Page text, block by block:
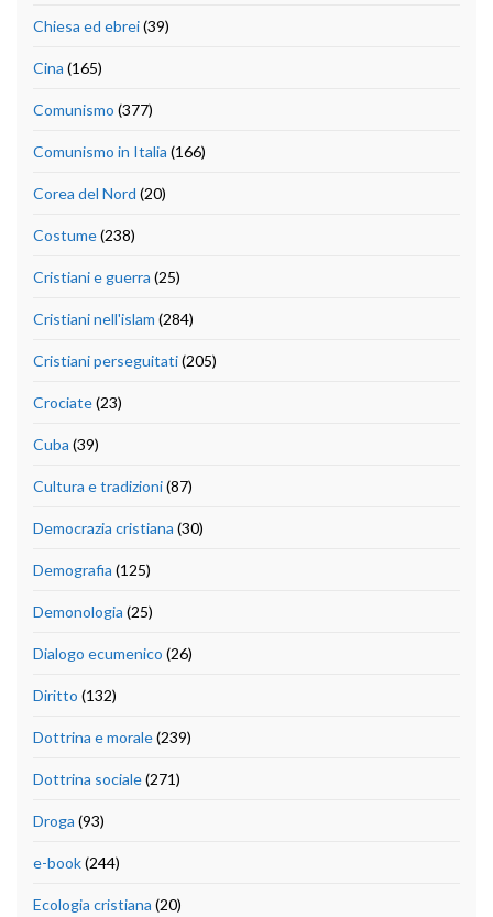
Chiesa ed ebrei(39)
Cina (165)
Comunismo (377)
Comunismo in Italia (166)
Corea del Nord (20)
Costume(238)
Cristiani e guerra (25)
Cristiani nell'islam (284)
Cristiani perseguitati(205)
Crociate(23)
Cuba (39)
Cultura e tradizioni(87)
Democrazia cristiana (30)
Demografia (125)
Demonologia (25)
Dialogo ecumenico (26)
Diritto (132)
Dottrina e morale(239)
Dottrina sociale(271)
Droga (93)
e-book(244)
Ecologia cristiana (20)